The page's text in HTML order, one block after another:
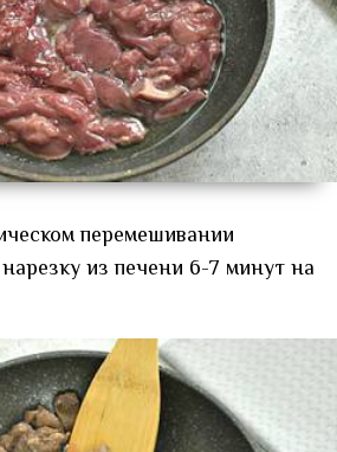
перемешивании
из печени 6-7 минут на